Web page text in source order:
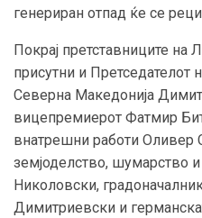
генериран отпад ќе се
Покрај претставниците на
присутни и Претседателот
Северна Македонија
вицепремиерот Фатмир
внатрешни работи Оливер
земјоделство, шумарство
Николовски,
Димитриевски и